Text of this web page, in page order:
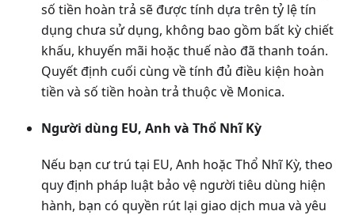
số tiền hoàn trả sẽ được tính dựa trên tỷ lệ tín
dụng chưa sử dụng, không bao gồm bất kỳ chiết
khấu, khuyến mãi hoặc thuế nào đã thanh toán.
Quyết định cuối cùng về tính đủ điều kiện hoàn
tiền và số tiền hoàn trả thuộc về Monica.
Người dùng EU, Anh và Thổ Nhĩ Kỳ
Nếu bạn cư trú tại EU, Anh hoặc Thổ Nhĩ Kỳ, theo
quy định pháp luật bảo vệ người tiêu dùng hiện
hành, bạn có quyền rút lại giao dịch mua và yêu